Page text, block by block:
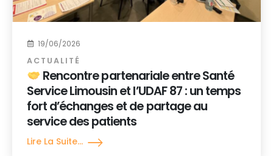
19/06/2026
ACTUALITÉ
Rencontre partenariale entre Santé
Service Limousin et l’UDAF 87 : un temps
fort d’échanges et de partage au
service des patients
Lire La Suite...